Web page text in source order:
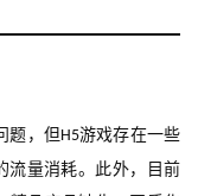
题，但H5游戏存在一些
流量消耗。此外，目前